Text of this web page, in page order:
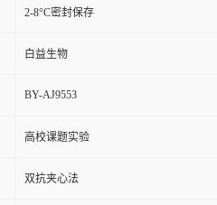
2-8°C密封保存
白益生物
BY-AJ9553
高校课题实验
双抗夹心法